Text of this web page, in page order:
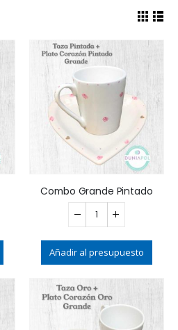
Combo Grande Pintado
Añadir al presupuesto